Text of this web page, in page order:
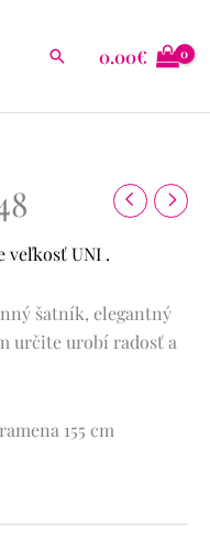
Hľadať0.00€
veľkosť UNI .
šatník, elegantný
určite urobí radosť a
155 cm